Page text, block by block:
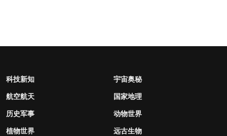
科技新知
宇宙奥秘
航空航天
国家地理
历史军事
动物世界
植物世界
远古生物